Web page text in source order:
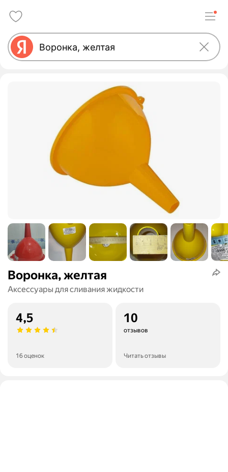
Воронка, желтая
Аксессуары для сливания жидкости
4,5
16 оценок
10
отзывов
Читать отзывы